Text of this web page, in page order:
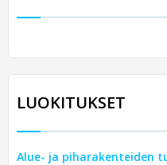
LUOKITUKSET
Alue- ja piharakenteiden